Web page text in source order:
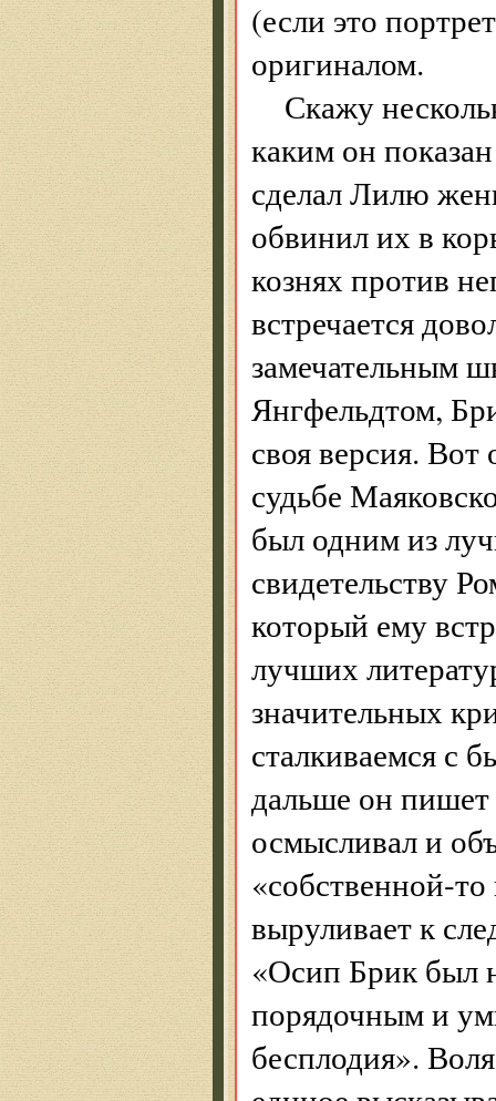
(если это
оригиналом.
Скажу
каким он
сделал Лилю
обвинил их в
кознях против
встречается
замечательным
Янгфельдтом,
своя версия.
судьбе
был одним из
свидетельству
который ему
лучших
значительных
сталкиваемся с
дальше он пишет
осмысливал и
«собственной-
выруливает к
«Осип Брик был
порядочным и
бесплодия».